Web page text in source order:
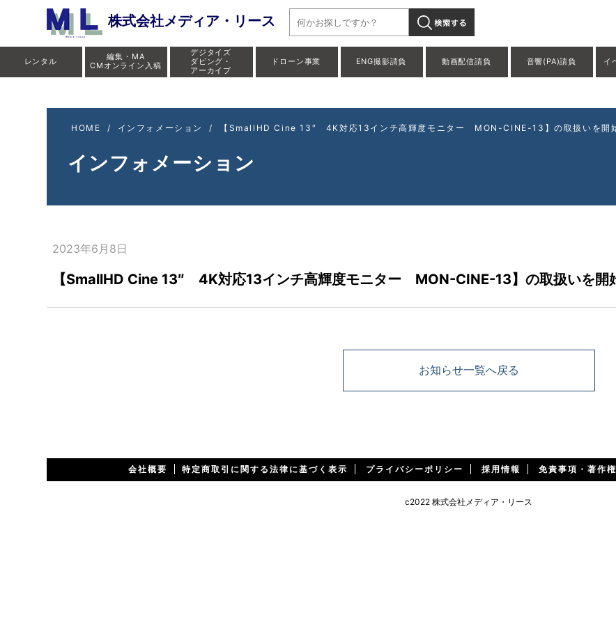
【SmallHD Cine 13″ 4K対応13インチ高輝度モニター MON-CINE-13】の取扱
株式会社メディア・リース
レンタル
編集・MA
CMオンライン入稿
デジタイズ
ダビング・
アーカイブ
ドローン事業 ENG撮影請負 動画配信請負 音響(PA)請負 イ
HOME / インフォメーション / 【SmallHD Cine 13″ 4K対応13インチ高輝度モニター MON-CINE-13】の取扱いを開
インフォメーション
2023年6月8日
【SmallHD Cine 13″ 4K対応13インチ高輝度モニター MON-CINE-13】の取扱いを開
お知らせ一覧へ戻る
会社概要 特定商取引に関する法律に基づく表示 プライバシーポリシー 採用情報 免責事項・著作
c2022 株式会社メディア・リース